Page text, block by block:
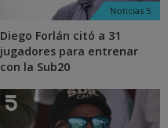
Noticias 5
Diego Forlán citó a 31
jugadores para entrenar
con la Sub20